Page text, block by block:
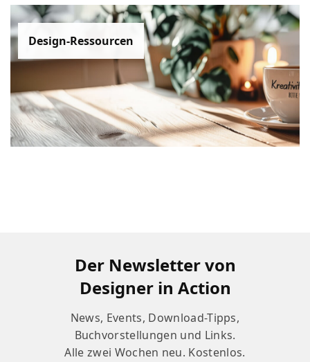
Design-Ressourcen
Der Newsletter von
Designer in Action
News, Events, Download-Tipps,
Buchvorstellungen und Links.
Alle zwei Wochen neu. Kostenlos.